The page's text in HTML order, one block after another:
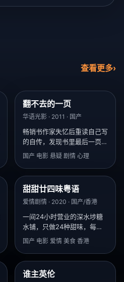
查看更多›
翻不去的一页
华语光影 · 2011 · 国产
畅销书作家失忆后重读自己写
的自传，发现书里最后一页被
人撕掉，而撕的人正是自己。
国产 电影 悬疑 剧情 心理
甜甜廿四味粤语
爱情剧情 · 2020 · 国产/香港
一间24小时营业的深水埗糖
水铺，只做24种甜味，每味
对应一样人生遗憾。
国产 电影 爱情 美食 香港
谁主英伦